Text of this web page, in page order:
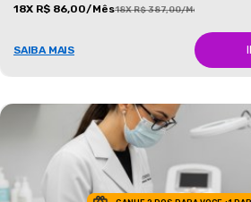
18X R$ 86,00/Mês18X R$ 387,00/Mês
SAIBA MAIS